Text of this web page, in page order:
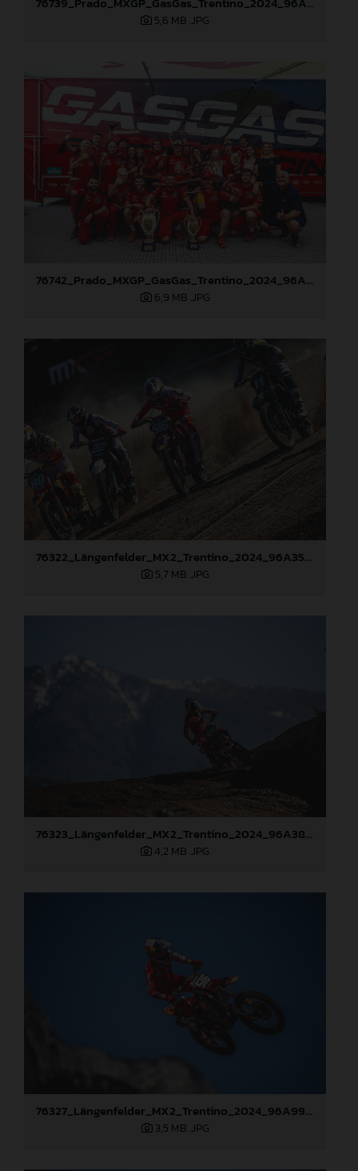
5,6 MB .JPG
76742_Prado_MXGP_GasGas_Trentino_2024_96A5822
6,9 MB .JPG
76322_Längenfelder_MX2_Trentino_2024_96A3526
5,7 MB .JPG
76323_Längenfelder_MX2_Trentino_2024_96A3816
4,2 MB .JPG
76327_Längenfelder_MX2_Trentino_2024_96A9945
3,5 MB .JPG